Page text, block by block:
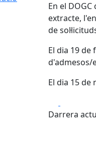
En el
extracte,
de
El dia 19
d'admesos/
El dia 15 de
Darrera